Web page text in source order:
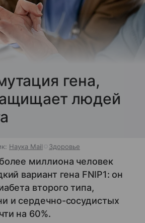
гена,
людей
Наука Mail Здоровье
миллиона человек
вариант гена FNIP1: он
второго типа,
и сердечно-сосудистых
на 60%.